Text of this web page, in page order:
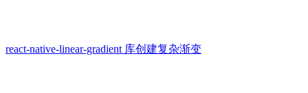
react-native-linear-gradient 库创建复杂渐变